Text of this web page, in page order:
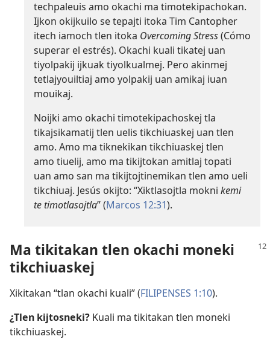
techpaleuis amo okachi ma timotekipachokan.
Ijkon okijkuilo se tepajti itoka Tim Cantopher
itech iamoch tlen itoka Overcoming Stress(Cómo
superar el estrés). Okachi kuali tikatej uan
tiyolpakij ijkuak tiyolkualmej. Pero akinmej
tetlajyouiltiaj amo yolpakij uan amikaj iuan
mouikaj.
Noijki amo okachi timotekipachoskej tla
tikajsikamatij tlen uelis tikchiuaskej uan tlen
amo. Amo ma tiknekikan tikchiuaskej tlen
amo tiuelij, amo ma tikijtokan amitlaj topati
uan amo san ma tikijtojtinemikan tlen amo ueli
tikchiuaj. Jesús okijto: “Xiktlasojtla mokni kemi
te timotlasojtla” (Marcos 12:31).
Ma tikitakan tlen okachi moneki
tikchiuaskej
Xikitakan “tlan okachi kuali” (FILIPENSES 1:10).
¿Tlen kijtosneki? Kuali ma tikitakan tlen moneki
tikchiuaskej.